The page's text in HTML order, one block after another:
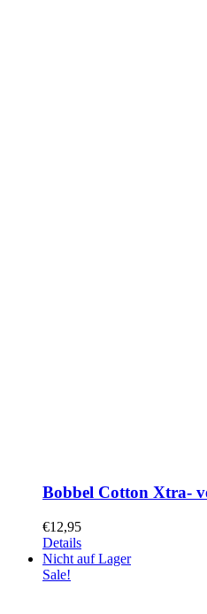
Bobbel Cotton Xtra-
€12,95
Details
Nicht auf Lager
Sale!